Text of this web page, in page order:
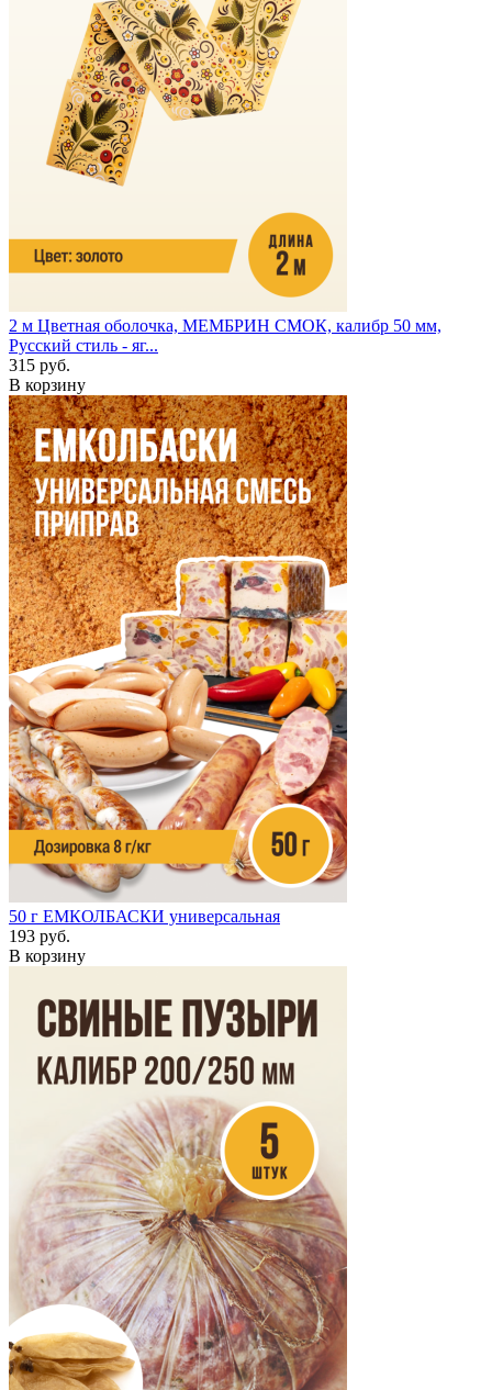
2 м Цветная оболочка, МЕМБРИН СМОК, калибр 50 мм,
Русский стиль - яг...
315 руб.
В корзину
50 г ЕМКОЛБАСКИ универсальная
193 руб.
В корзину